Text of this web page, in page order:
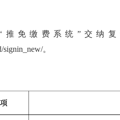
推免缴费系统”交纳复
signin_new/。